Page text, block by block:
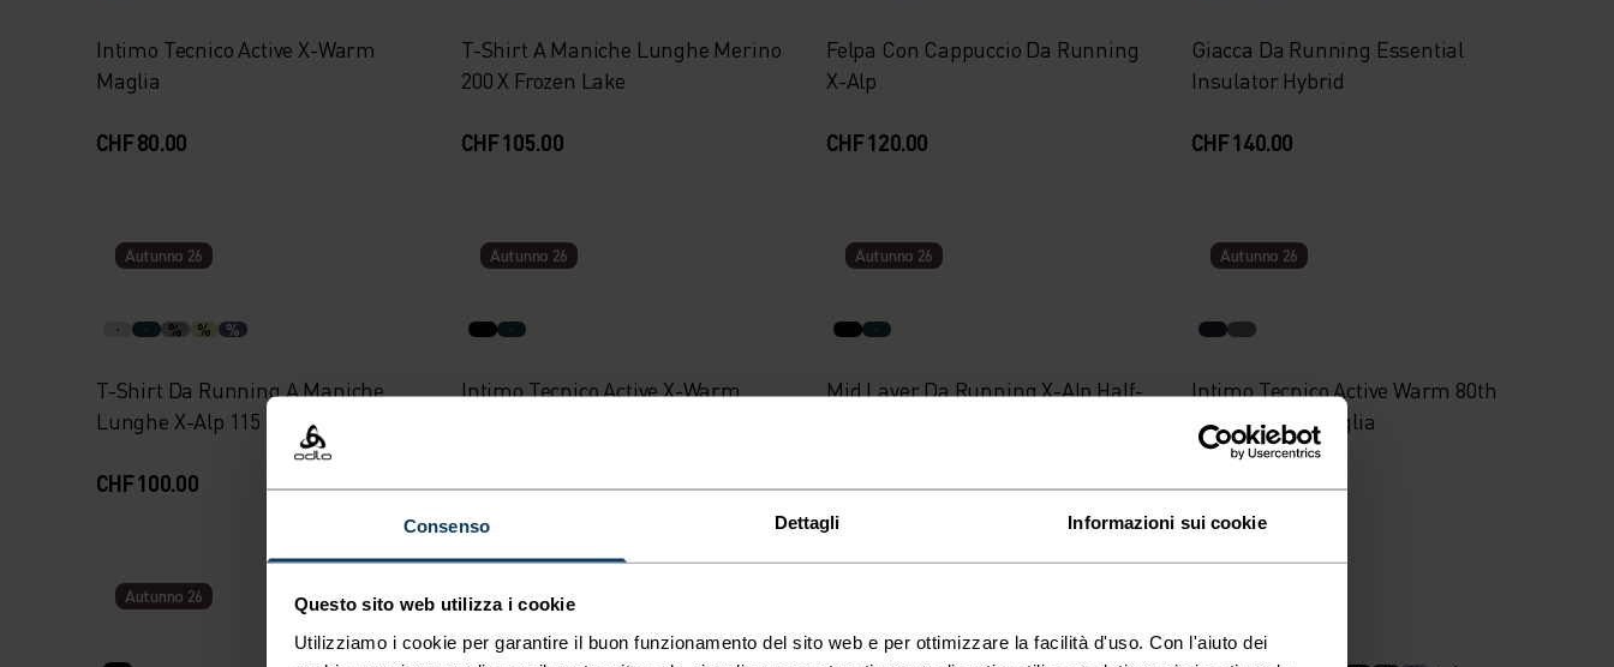
Consenso Dettagli Informazioni sui cookie
Questo sito web utilizza i cookie
Utilizziamo i cookie per garantire il buon funzionamento del sito web e per ottimizzare la facilità d'uso. Con l'aiuto dei
Intimo Tecnico Active X-Warm
Maglia
CHF 80.00
T-Shirt A Maniche Lunghe Merino
200 X Frozen Lake
CHF 105.00
Felpa Con Cappuccio Da Running
X-Alp
CHF 120.00
Giacca Da Running Essential
Insulator Hybrid
CHF 140.00
Autunno 26
% % %
T-Shirt Da Running A Maniche
Lunghe X-Alp 115
CHF 100.00
Autunno 26
Intimo Tecnico Active X-Warm
CHF 90.00
Autunno 26
Mid Layer Da Running X-Alp Half-
CHF 120.00
Autunno 26
Intimo Tecnico Active Warm 80th
Anniversary Maglia
CHF 65.00
Autunno 26 Autunno 26